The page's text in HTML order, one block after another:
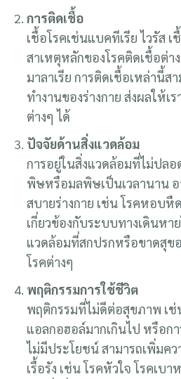
การติดเชื้อ
เชื้อโรคเช่นแบคทีเรีย ไวรัส
สาเหตุหลักของโรคติดเชื้อต่า
มาลาเรีย การติดเชื้อเหล่านี้ส
ทำงานของร่างกาย ส่งผลให้เ
ต่างๆ ได้
ปัจจัยด้านสิ่งแวดล้อม
การอยู่ในสิ่งแวดล้อมที่ไม่ปลอ
พิษหรือมลพิษเป็นเวลานาน อ
สบายร่างกาย เช่น โรคหอบหื
เกี่ยวข้องกับระบบทางเดินหา
แวดล้อมที่สกปรกหรือขาดสุข
โรคต่างๆ
พฤติกรรมการใช้ชีวิต
พฤติกรรมที่ไม่ดีต่อสุขภาพ เช่
แอลกอฮอล์มากเกินไป หรือก
ไม่มีประโยชน์ สามารถเพิ่มคว
เรื้อรัง เช่น โรคหัวใจ โรคเบ